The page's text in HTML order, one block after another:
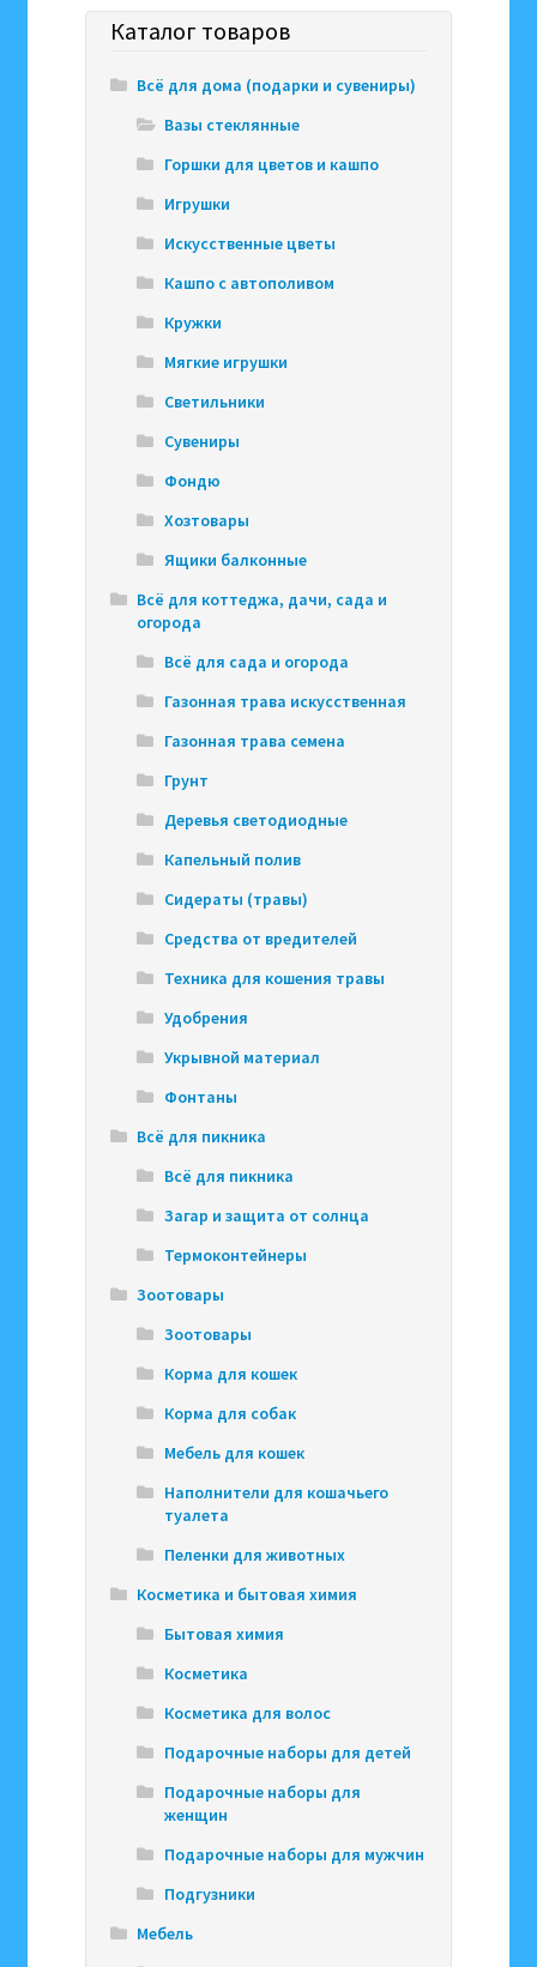
Каталог товаров
Всё для дома (подарки и сувениры)
Вазы стеклянные
Горшки для цветов и кашпо
Игрушки
Искусственные цветы
Кашпо с автополивом
Кружки
Мягкие игрушки
Светильники
Сувениры
Фондю
Хозтовары
Ящики балконные
Всё для коттеджа, дачи, сада и
огорода
Всё для сада и огорода
Газонная трава искусственная
Газонная трава семена
Грунт
Деревья светодиодные
Капельный полив
Сидераты (травы)
Средства от вредителей
Техника для кошения травы
Удобрения
Укрывной материал
Фонтаны
Всё для пикника
Всё для пикника
Загар и защита от солнца
Термоконтейнеры
Зоотовары
Зоотовары
Корма для кошек
Корма для собак
Мебель для кошек
Наполнители для кошачьего
туалета
Пеленки для животных
Косметика и бытовая химия
Бытовая химия
Косметика
Косметика для волос
Подарочные наборы для детей
Подарочные наборы для
женщин
Подарочные наборы для мужчин
Подгузники
Мебель